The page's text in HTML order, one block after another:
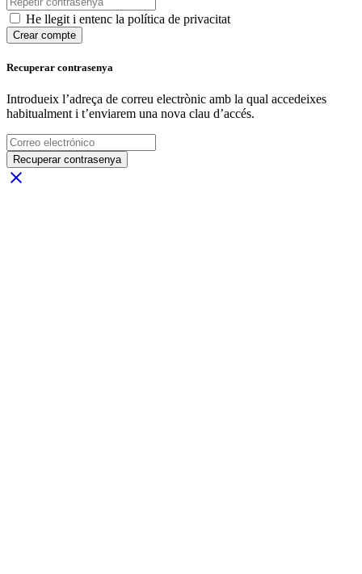
He llegit i entenc la política de privacitat
Crear compte
Recuperar contrasenya
Introdueix l’adreça de correu electrònic amb la qual accedeixes
habitualment i t’enviarem una nova clau d’accés.
Recuperar contrasenya
close